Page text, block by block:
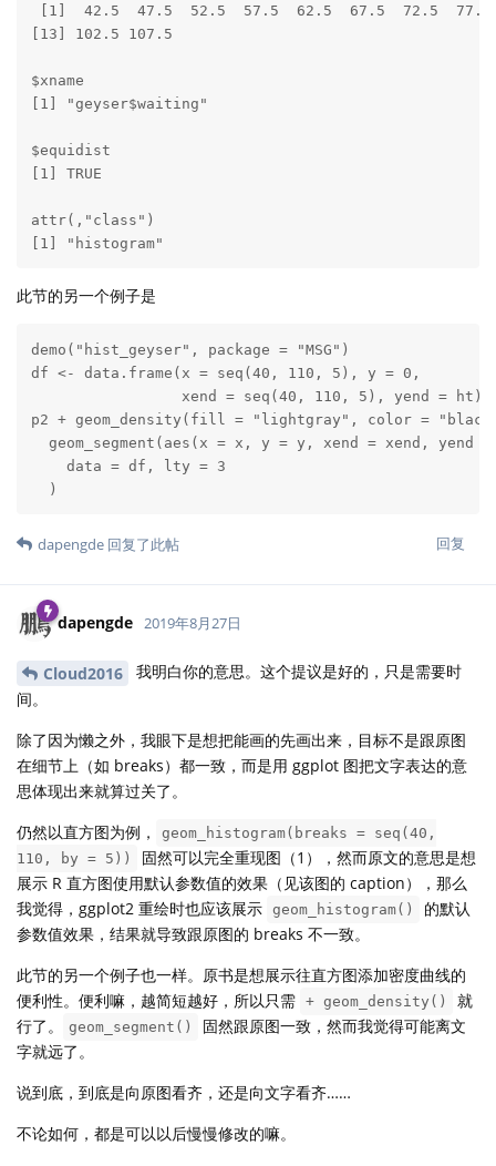
[1]  42.5  47.5  52.5  57.5  62.5  67.5  72.5
[13] 102.5 107.5
$xname
[1] "geyser$waiting"
$equidist
[1] TRUE
attr(,"class")
[1] "histogram"
此节的另一个例子是
demo("hist_geyser", package = "MSG")
df <- data.frame(x = seq(40, 110, 5), y = 0,
                 xend = seq(40, 110, 5), yend = ht)
p2 + geom_density(fill = "lightgray", color =
geom_segment(aes(x = x, y = y, xend = xend, yend =
    data = df, lty = 3
  )
回复
dapengde 回复了此帖
dapengde 2019年8月27日
Cloud2016
我明白你的意思。这个提议是好的，只是需要时
间。
除了因为懒之外，我眼下是想把能画的先画出来，目标不是跟原图
在细节上（如 breaks）都一致，而是用 ggplot 图把文字表达的意
思体现出来就算过关了。
仍然以直方图为例，
geom_histogram(breaks = seq(40,
110, by = 5))
固然可以完全重现图（1），然而原文的意思是想
展示 R 直方图使用默认参数值的效果（见该图的 caption），那么
我觉得，ggplot2 重绘时也应该展示 geom_histogram()
的默认
参数值效果，结果就导致跟原图的 breaks 不一致。
此节的另一个例子也一样。原书是想展示往直方图添加密度曲线的
便利性。便利嘛，越简短越好，所以只需 + geom_density()
就
行了。
geom_segment()
固然跟原图一致，然而我觉得可能离文
字就远了。
说到底，到底是向原图看齐，还是向文字看齐……
不论如何，都是可以以后慢慢修改的嘛。